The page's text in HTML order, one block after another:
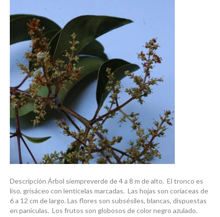
Descripción Árbol siempreverde de 4 a 8 m de alto. El tronco es
liso, grisáceo con lenticelas marcadas. Las hojas son coriaceas de
6 a 12 cm de largo. Las flores son subsésiles, blancas, dispuestas
en panículas. Los frutos son globosos de color negro azulado.